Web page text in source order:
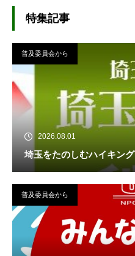
特集記事
普及委員会から
2026.08.01
埼玉をたのしむハイキン
普及委員会から